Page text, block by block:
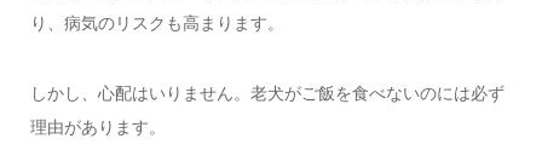
り、病気のリスクも高まります。
しかし、心配はいりません。老犬がご飯を食べないのには必ず
理由があります。